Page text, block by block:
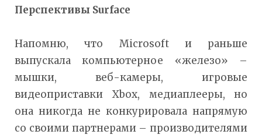
Перспективы Surface
Напомню, что Microsoft и раньше
выпускала компьютерное «железо» –
мышки, веб-камеры, игровые
видеоприставки Xbox, медиаплееры, но
она никогда не конкурировала напрямую
со своими партнерами – производителями